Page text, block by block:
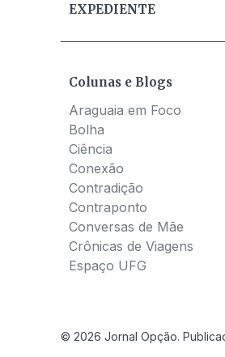
EXPEDIENTE
Colunas e Blogs
Araguaia em Foco
Bolha
Ciência
Conexão
Contradição
Contraponto
Conversas de Mãe
Crônicas de Viagens
Espaço UFG
© 2026 Jornal Opção.